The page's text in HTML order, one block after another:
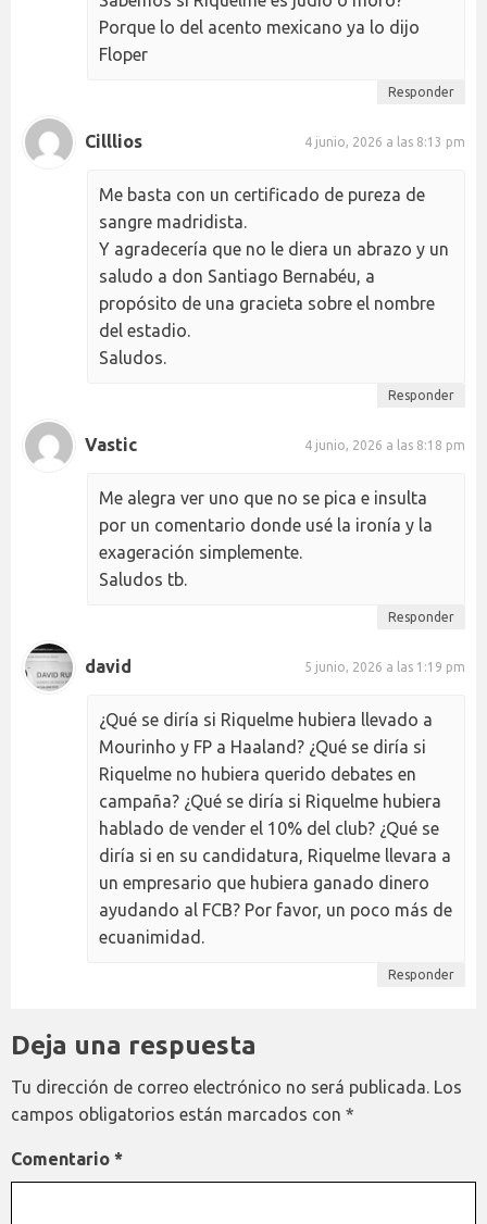
Porque lo del acento mexicano ya lo dijo
Floper
Responder
Cilllios 4 junio, 2026 a las 8:13 pm
Me basta con un certificado de pureza de
sangre madridista.
Y agradecería que no le diera un abrazo y un
saludo a don Santiago Bernabéu, a
propósito de una gracieta sobre el nombre
del estadio.
Saludos.
Responder
Vastic 4 junio, 2026 a las 8:18 pm
Me alegra ver uno que no se pica e insulta
por un comentario donde usé la ironía y la
exageración simplemente.
Saludos tb.
Responder
david 5 junio, 2026 a las 1:19 pm
¿Qué se diría si Riquelme hubiera llevado a
Mourinho y FP a Haaland? ¿Qué se diría si
Riquelme no hubiera querido debates en
campaña? ¿Qué se diría si Riquelme hubiera
hablado de vender el 10% del club? ¿Qué se
diría si en su candidatura, Riquelme llevara a
un empresario que hubiera ganado dinero
ayudando al FCB? Por favor, un poco más de
ecuanimidad.
Responder
Deja una respuesta
Tu dirección de correo electrónico no será publicada. Los
campos obligatorios están marcados con *
Comentario *